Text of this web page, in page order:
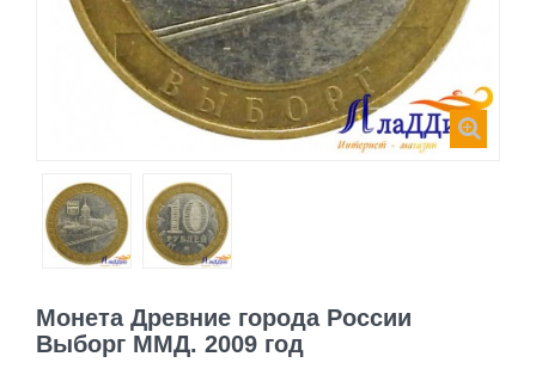
Монета Древние города России
Выборг ММД. 2009 год